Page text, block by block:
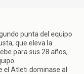
punta del equipo
que eleva la
para sus 28 años,
el Atleti dominase al